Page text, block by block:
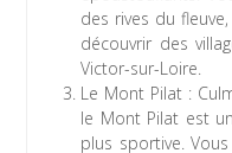
des rives du
découvrir des
Victor-sur-Loire.
Le Mont Pilat :
le Mont Pilat est
plus sportive.